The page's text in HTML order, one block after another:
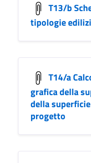
T13/b
tipologie
T14/a
grafica della
della
progetto